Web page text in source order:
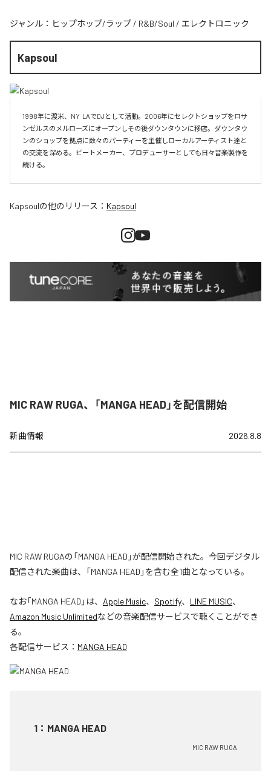
ジャンル： ヒップホップ/ラップ / R&B/Soul / エレクトロニック
Kapsoul
1998年に渡米、NY  LAでDJとして活動。2006年にセレクトショップをロサ
ンゼルスのメルローズにオープンしその後ダウンタウンに移店。ダウンタウ
ンのショップを拠点に数々のパーティーを主催しローカルアーティスト達と
の交流を深める。ビートメーカー、プロデューサーとしても日々音楽製作を
続ける。
Kapsoulの他のリリース： Kapsoul
MIC RAW RUGA、「MANGA HEAD」を配信開始
新曲情報 2026.8.8
MIC RAW RUGAの「MANGA HEAD」が配信開始された。今回デジタル
配信された楽曲は、「MANGA HEAD」を含む全1曲となっている。
なお「MANGA HEAD 」は、 Apple Music、 Spotify、 LINE MUSIC、
Amazon Music Unlimitedなどの音楽配信サービスで聴くことができ
る。
各配信サービス： MANGA HEAD
1 ： MANGA HEAD
MIC RAW RUGA